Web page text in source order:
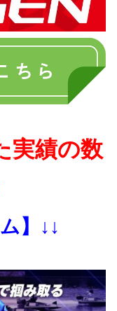
実績の数
】↓↓